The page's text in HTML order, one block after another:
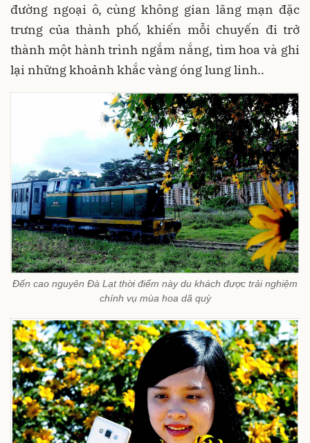
đường ngoại ô, cùng không gian lãng mạn đặc
trưng của thành phố, khiến mỗi chuyến đi trở
thành một hành trình ngắm nắng, tìm hoa và ghi
lại những khoảnh khắc vàng óng lung linh..
Đến cao nguyên Đà Lạt thời điểm này du khách được trải nghiệm
chính vụ mùa hoa dã quỳ